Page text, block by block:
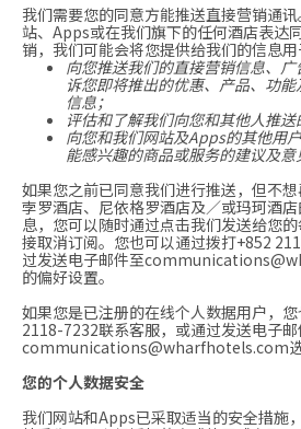
我们需要您的同意方能推送直接营销通
站、Apps或在我们旗下的任何酒店表达
销，我们可能会将您提供给我们的信息用
向您推送我们的直接营销信息、
诉您即将推出的优惠、产品、功
信息；
评估和了解我们向您和其他人推
向您和我们网站及Apps的其他用
能感兴趣的商品或服务的建议及意
如果您之前已同意我们进行推送，但不
孛罗酒店、尼依格罗酒店及／或玛珂酒
息，您可以随时通过点击我们发送给您
接取消订阅。您也可以通过拨打+852
过发送电子邮件至
的偏好设置。
如果您是已注册的在线个人数据用户，
2118-7232联系客服，或通过发送电子
communications@wharfhotels.com
您的个人数据安全
我们网站和Apps已采取适当的安全措施